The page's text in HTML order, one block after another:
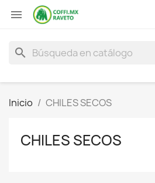

search
Inicio CHILES SECOS
CHILES SECOS